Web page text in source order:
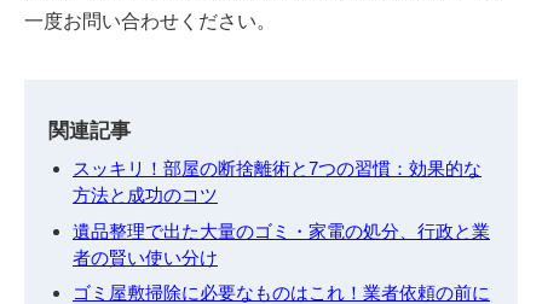
一度お問い合わせください。
関連記事
スッキリ！部屋の断捨離術と7つの習慣：効果的な
方法と成功のコツ
遺品整理で出た大量のゴミ・家電の処分、行政と業
者の賢い使い分け
ゴミ屋敷掃除に必要なものはこれ！業者依頼の前に